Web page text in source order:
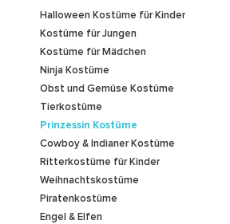
Halloween Kostüme für Kinder
Kostüme für Jungen
Kostüme für Mädchen
Ninja Kostüme
Obst und Gemüse Kostüme
Tierkostüme
Prinzessin Kostüme
Cowboy & Indianer Kostüme
Ritterkostüme für Kinder
Weihnachtskostüme
Piratenkostüme
Engel & Elfen